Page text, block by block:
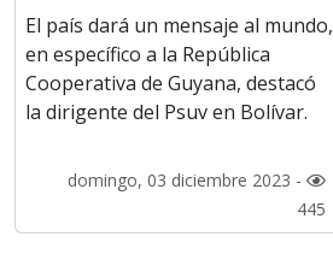
El país dará un mensaje al mundo,
en específico a la República
Cooperativa de Guyana, destacó
la dirigente del Psuv en Bolívar.
domingo, 03 diciembre 2023 -
445